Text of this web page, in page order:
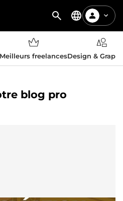
Meilleurs freelancesDesign &
blog pro